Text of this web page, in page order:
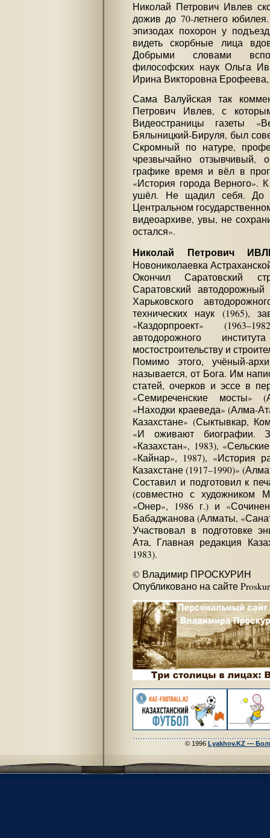
Николай Петрович Ивлев
дожив до 70-летнего
эпизодах похорон у
видеть скорбные лица
Добрыми словами
философских наук Ольга
Ирина Викторовна Ерофеева,
Сама Валуйская так
Петрович Ивлев, с
Видеостраницы газеты
Бялыницкий-Бируля, был
Скромный по натуре,
чрезвычайно
графике время и вёл в
«История города
ушёл. Не щадил себя. До
Центральном
видеоархиве, увы, не
остался».
Николай Петрович
Новониколаевка
Окончил Саратовский
Саратовский автодорожный
Харьковского
технических наук (1965),
«Каздорпроект»
автодорожного
мостостроительству и
Помимо этого, учёный-
называется, от Бога. Им
статей, очерков и эссе в
«Семиреченские мосты»
«Находки краеведа» (Алма-
Казахстане» (Сыктывкар,
«И оживают биографии.
«Казахстан», 1983),
«Кайнар», 1987), «История
Казахстане (1917–1990)»
Составил и подготовил к
(совместно с художником
«Онер», 1986 г.) и
Бабаджанова (Алматы,
Участвовал в подготовке
Ата, Главная редакция
1983).
© Владимир ПРОСКУРИН
Опубликовано на сайте
© 1996 Lyakhov.KZ —